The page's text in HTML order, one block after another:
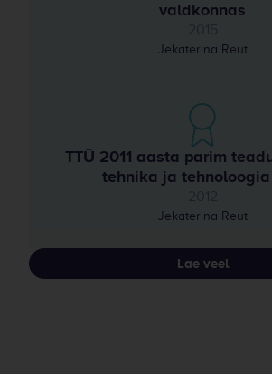
valdkonnas
Jekaterina Reut
TTÜ 2011 aasta parim
tehnika ja
Jekaterina Reut
Lae veel